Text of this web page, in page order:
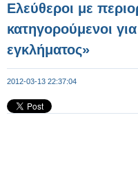
Ελεύθεροι με
κατηγορούμενοι
εγκλήματος»
2012-03-13 22:37:04